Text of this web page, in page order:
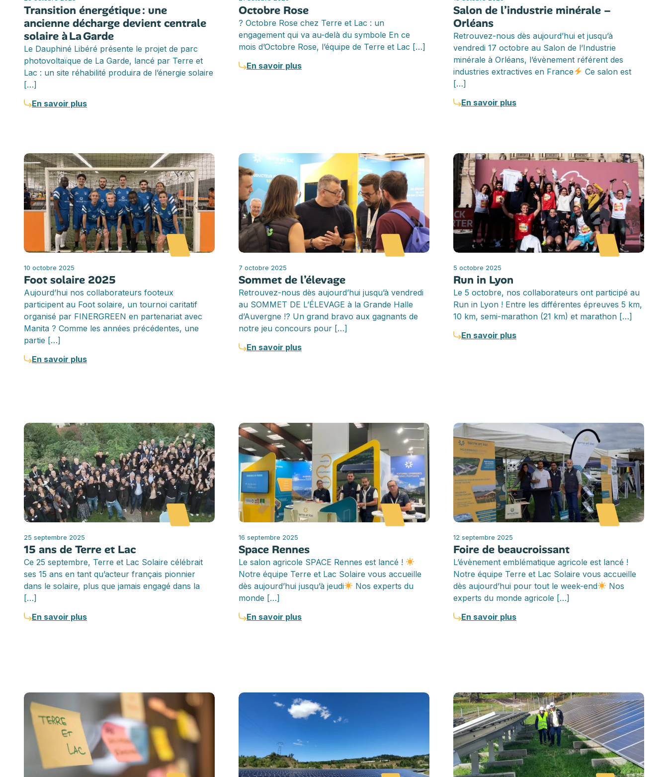
Transition énergétique : une
ancienne décharge devient centrale
solaire à La Garde
Le Dauphiné Libéré présente le projet de parc
photovoltaïque de La Garde, lancé par Terre et
Lac : un site réhabilité produira de l’énergie solaire
[…]
En savoir plus
Octobre Rose
? Octobre Rose chez Terre et Lac : un
engagement qui va au-delà du symbole En ce
mois d’Octobre Rose, l’équipe de Terre et Lac […]
En savoir plus
Salon de l’industrie minérale –
Orléans
Retrouvez-nous dès aujourd’hui et jusqu’à
vendredi 17 octobre au Salon de l’Industrie
minérale à Orléans, l’évènement référent des
industries extractives en France
Ce salon est
[…]
En savoir plus
10 octobre 2025
Foot solaire 2025
Aujourd’hui nos collaborateurs footeux
participent au Foot solaire, un tournoi caritatif
organisé par FINERGREEN en partenariat avec
Manita ? Comme les années précédentes, une
partie […]
En savoir plus
7 octobre 2025
Sommet de l’élevage
Retrouvez-nous dès aujourd’hui jusqu’à vendredi
au SOMMET DE L’ÉLEVAGE à la Grande Halle
d’Auvergne !? Un grand bravo aux gagnants de
notre jeu concours pour […]
En savoir plus
5 octobre 2025
Run in Lyon
Le 5 octobre, nos collaborateurs ont participé au
Run in Lyon ! Entre les différentes épreuves 5 km,
10 km, semi-marathon (21 km) et marathon […]
En savoir plus
25 septembre 2025
15 ans de Terre et Lac
Ce 25 septembre, Terre et Lac Solaire célébrait
ses 15 ans en tant qu’acteur français pionnier
dans le solaire, plus que jamais engagé dans la
[…]
En savoir plus
16 septembre 2025
Space Rennes
Le salon agricole SPACE Rennes est lancé !
Notre équipe Terre et Lac Solaire vous accueille
dès aujourd’hui jusqu’à jeudi
Nos experts du
monde […]
En savoir plus
12 septembre 2025
Foire de beaucroissant
L’évènement emblématique agricole est lancé !
Notre équipe Terre et Lac Solaire vous accueille
dès aujourd’hui pour tout le week-end
Nos
experts du monde agricole […]
En savoir plus